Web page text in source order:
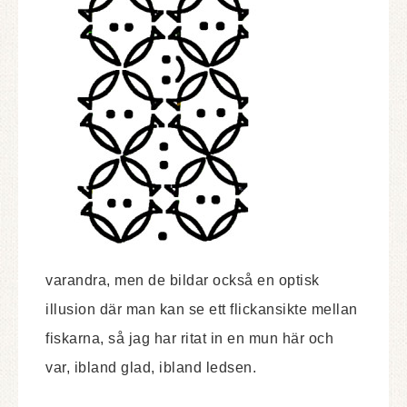
varandra, men de bildar också en optisk
illusion där man kan se ett flickansikte mellan
fiskarna, så jag har ritat in en mun här och
var, ibland glad, ibland ledsen.